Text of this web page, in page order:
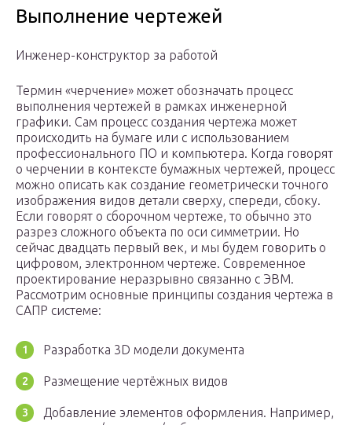
Выполнение чертежей
Инженер-конструктор за работой
Термин «черчение» может обозначать процесс
выполнения чертежей в рамках инженерной
графики. Сам процесс создания чертежа может
происходить на бумаге или с использованием
профессионального ПО и компьютера. Когда говорят
о черчении в контексте бумажных чертежей, процесс
можно описать как создание геометрически точного
изображения видов детали сверху, спереди, сбоку.
Если говорят о сборочном чертеже, то обычно это
разрез сложного объекта по оси симметрии. Но
сейчас двадцать первый век, и мы будем говорить о
цифровом, электронном чертеже. Современное
проектирование неразрывно связанно с ЭВМ.
Рассмотрим основные принципы создания чертежа в
САПР системе:
Разработка 3D модели документа
Размещение чертёжных видов
Добавление элементов оформления. Например,